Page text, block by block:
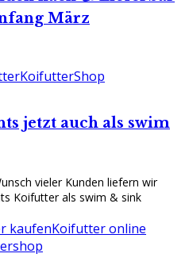
März
KoifutterShop
jetzt auch als swim
vieler Kunden liefern wir
Koifutter als swim & sink
kaufenKoifutter online